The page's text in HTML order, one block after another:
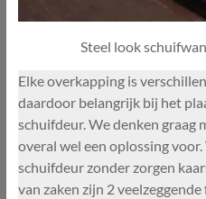
Steel look
Elke overkapping is
daardoor belangrijk bij het
schuifdeur. We denken graag
overal wel een oplossing
schuifdeur zonder zorgen
van zaken zijn 2